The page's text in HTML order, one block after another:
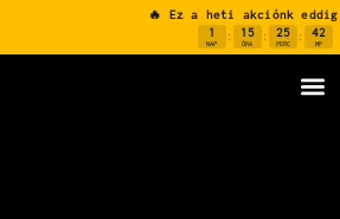
🔥 Ez a heti akciónk
1
NAP
: 15
ÓRA
: 25
PERC
: 41
MP